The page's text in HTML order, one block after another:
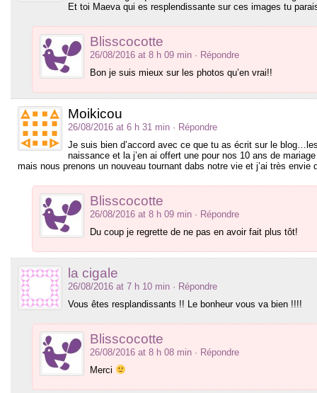
Et toi Maeva qui es resplendissante sur ces images tu
Blisscocotte
26/08/2016 at 8 h 09 min · Répondre
Bon je suis mieux sur les photos qu’en vrai!!
Moikicou
26/08/2016 at 6 h 31 min · Répondre
Je suis bien d’accord avec ce que tu as écrit sur le
naissance et la j’en ai offert une pour nos 10 ans de
mais nous prenons un nouveau tournant dabs notre vie et j’ai très envie
Blisscocotte
26/08/2016 at 8 h 09 min · Répondre
Du coup je regrette de ne pas en avoir fait plus tôt!
la cigale
26/08/2016 at 7 h 10 min · Répondre
Vous êtes resplandissants !! Le bonheur vous va bien !!!!
Blisscocotte
26/08/2016 at 8 h 08 min · Répondre
Merci